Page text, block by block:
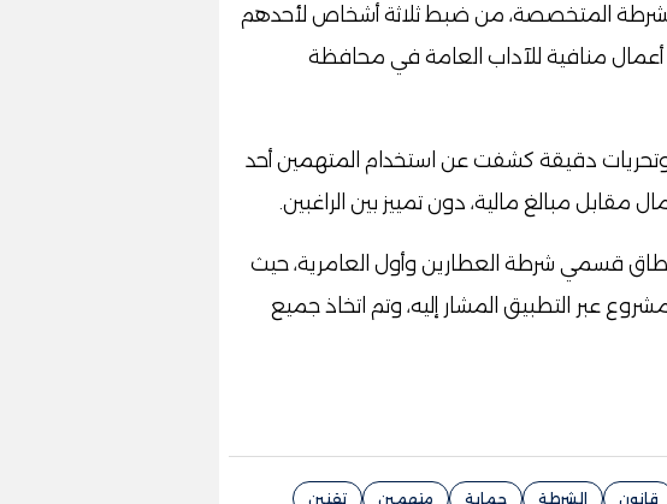
الشرطة المتخصصة، من ضبط ثلاثة أشخاص لأحدهم
منافية للآداب العامة في محافظة
دقيقة كشفت عن استخدام المتهمين أحد
مقابل مبالغ مالية، دون تمييز بين الراغبين.
قسمي شرطة العطارين وأول العامرية، حيث
عبر التطبيق المشار إليه، وتم اتخاذ جميع
قانون الشرطة حماية متهمين تقنين